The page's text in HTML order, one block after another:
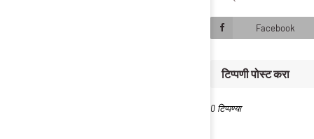
Facebook
टिप्पणी पोस्ट करा
0 टिप्पण्या